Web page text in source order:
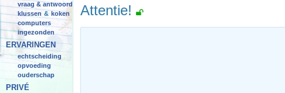
vraag & antwoord
klussen & koken
computers
ingezonden
ERVARINGEN
echtscheiding
opvoeding
ouderschap
PRIVÉ
Attentie!